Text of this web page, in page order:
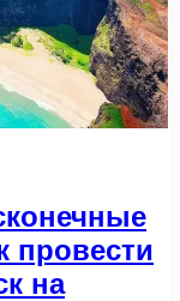
провести
на